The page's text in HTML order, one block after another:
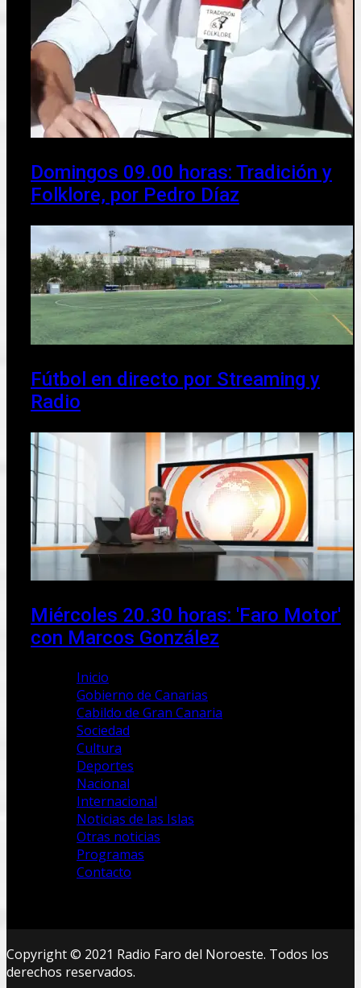
Domingos 09.00 horas: Tradición y
Folklore, por Pedro Díaz
Fútbol en directo por Streaming y
Radio
Miércoles 20.30 horas: 'Faro Motor'
con Marcos González
Inicio
Gobierno de Canarias
Cabildo de Gran Canaria
Sociedad
Cultura
Deportes
Nacional
Internacional
Noticias de las Islas
Otras noticias
Programas
Contacto
Copyright © 2021 Radio Faro del Noroeste. Todos los
derechos reservados.